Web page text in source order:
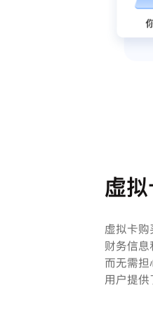
虚
虚拟卡
财务信息
而无需
用户提供